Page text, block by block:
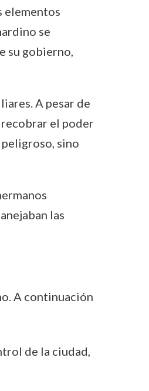
elementos
se
su gobierno,
A pesar de
el poder
sino
las
A continuación
de la ciudad,